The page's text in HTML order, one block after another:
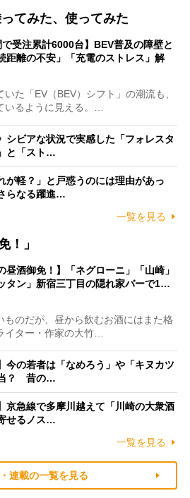
てみた、使ってみた
で受注累計6000台】BEV普及の障壁と
距離の不安」「充電のストレス」解
た「EV（BEV）シフト」の潮流も、
いるように見える。…
シビアな状況で実感した「フォレスタ
と「スト…
が軽？」と戸惑うのには理由があっ
らなる躍進…
一覧を見る
！」
昼酒御免！】「ネグローニ」「山崎」
タン」新宿三丁目の隠れ家バーで1…
のだが、昼から飲むお酒にはまた格
ター・作家の大竹…
今の若者は「なめろう」や「キヌカツ
当？ 昔の…
京急線で多摩川越えて「川崎の大衆酒
せるノス…
一覧を見る
連載の一覧を見る